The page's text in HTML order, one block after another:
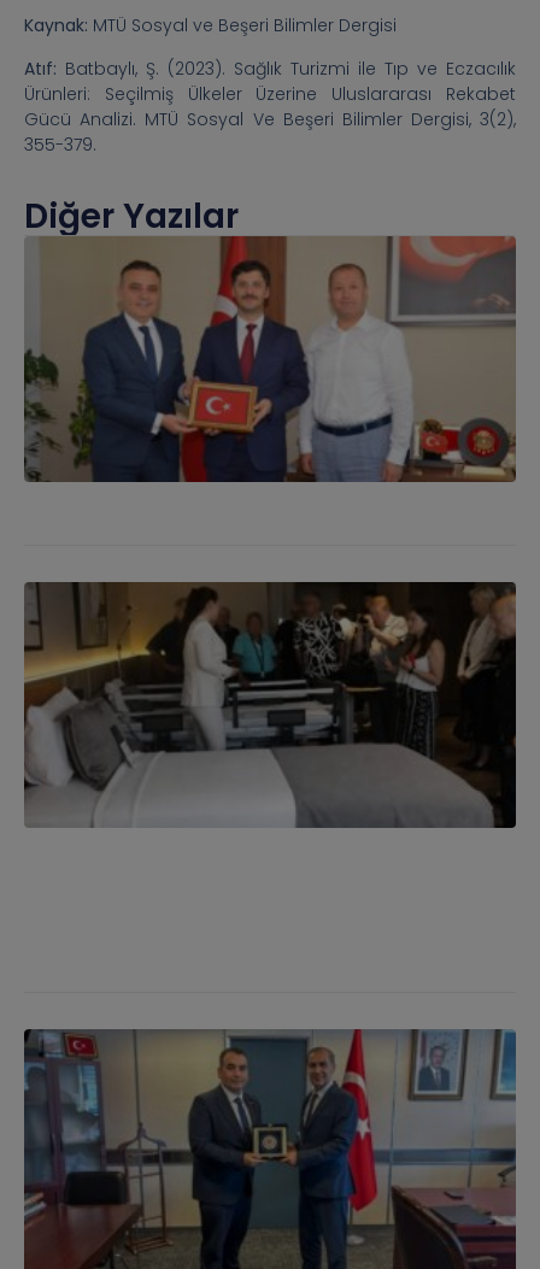
Kaynak: MTÜ Sosyal ve Beşeri Bilimler Dergisi
Atıf: Batbaylı, Ş. (2023). Sağlık Turizmi ile Tıp ve Eczacılık
Ürünleri: Seçilmiş Ülkeler Üzerine Uluslararası Rekabet
Gücü Analizi. MTÜ Sosyal Ve Beşeri Bilimler Dergisi, 3(2),
355-379.
Diğer Yazılar